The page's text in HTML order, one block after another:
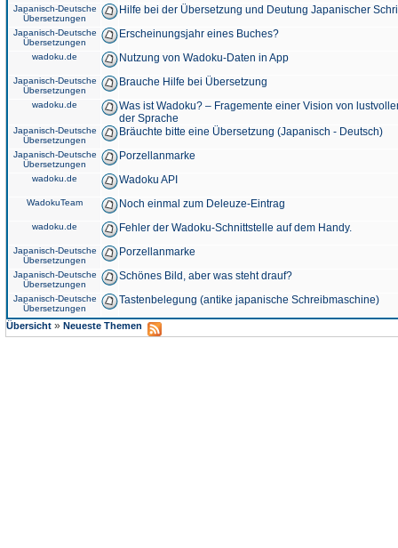
Japanisch-Deutsche
Übersetzungen
Hilfe bei der Übersetzung und Deutung Japanischer
Japanisch-Deutsche
Übersetzungen
Erscheinungsjahr eines Buches?
wadoku.de Nutzung von Wadoku-Daten in App
Japanisch-Deutsche
Übersetzungen
Brauche Hilfe bei Übersetzung
wadoku.de
Was ist Wadoku? – Fragemente einer Vision von
der Sprache
Japanisch-Deutsche
Übersetzungen
Bräuchte bitte eine Übersetzung (Japanisch - Deutsch)
Japanisch-Deutsche
Übersetzungen
Porzellanmarke
wadoku.de Wadoku API
WadokuTeam Noch einmal zum Deleuze-Eintrag
wadoku.de Fehler der Wadoku-Schnittstelle auf dem Handy.
Japanisch-Deutsche
Übersetzungen
Porzellanmarke
Japanisch-Deutsche
Übersetzungen
Schönes Bild, aber was steht drauf?
Japanisch-Deutsche
Übersetzungen
Tastenbelegung (antike japanische Schreibmaschine)
Übersicht » Neueste Themen